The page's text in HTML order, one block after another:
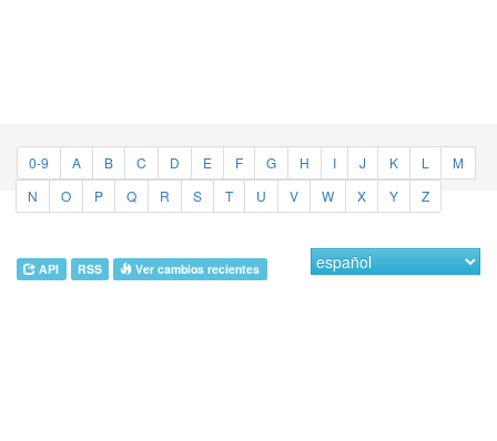
0-9 A B C D E F G H I J K L
M
N
O P Q R S T U V W X Y Z
API RSS Ver cambios recientes